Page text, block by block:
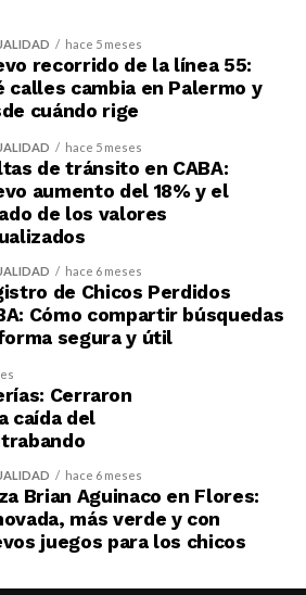
hace 5 meses
recorrido de la línea 55:
calles cambia en Palermo y
cuándo rige
hace 5 meses
de tránsito en CABA:
aumento del 18% y el
de los valores
hace 6 meses
de Chicos Perdidos
Cómo compartir búsquedas
segura y útil
Cerraron
caída del
hace 6 meses
Brian Aguinaco en Flores:
más verde y con
juegos para los chicos